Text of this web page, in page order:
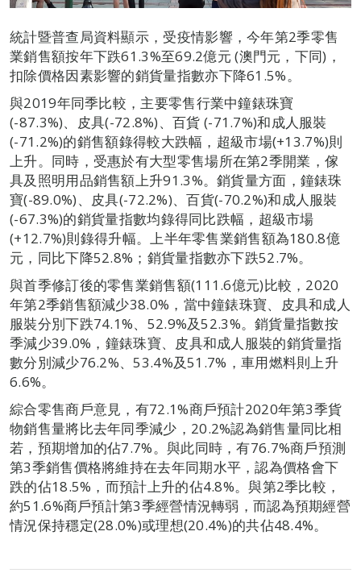
統計暨普查局資料顯示，受疫情影響，今年第2季零售
業銷售額按年下跌61.3%至69.2億元 (澳門元，下同)，
扣除價格因素影響的銷貨量指數亦下降61.5%。
與2019年同季比較，主要零售行業中鐘錶珠寶
(-87.3%)、皮具(-72.8%)、百貨 (-71.7%)和成人服裝
(-71.2%)的銷售額錄得較大跌幅，超級市場(+13.7%)則
上升。同時，受惠於有大型零售場所在第2季開業，傢
具及照明用品銷售額上升91.3%。銷貨量方面，鐘錶珠
寶(-89.0%)、皮具(-72.2%)、百貨(-70.2%)和成人服裝
(-67.3%)的銷貨量指數均錄得同比跌幅，超級市場
(+12.7%)則錄得升幅。上半年零售業銷售額為180.8億
元，同比下降52.8%；銷貨量指數亦下跌52.7%。
與首季修訂後的零售業銷售額(111.6億元)比較，2020
年第2季銷售額減少38.0%，當中鐘錶珠寶、皮具和成人
服裝分別下跌74.1%、52.9%及52.3%。銷貨量指數按
季減少39.0%，鐘錶珠寶、皮具和成人服裝的銷貨量指
數分別減少76.2%、53.4%及51.7%，車用燃料則上升
6.6%。
綜合零售商戶意見，有72.1%商戶預計2020年第3季貨
物銷售量將比去年同季減少，20.2%認為銷售量同比相
若，預期增加的佔7.7%。與此同時，有76.7%商戶預測
第3季銷售價格將維持在去年同期水平，認為價格會下
跌的佔18.5%，而預計上升的佔4.8%。與第2季比較，
約51.6%商戶預計第3季經營情況轉弱，而認為預期經營
情況保持穩定(28.0%)或理想(20.4%)的共佔48.4%。